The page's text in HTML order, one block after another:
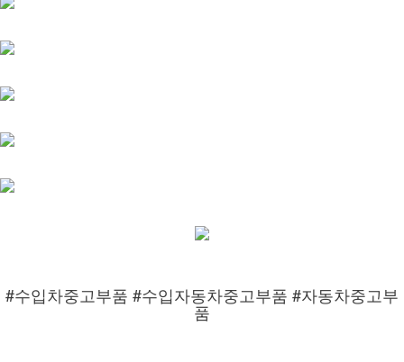
#수입차중고부품 #수입자동차중고부품 #자동차중고부
품